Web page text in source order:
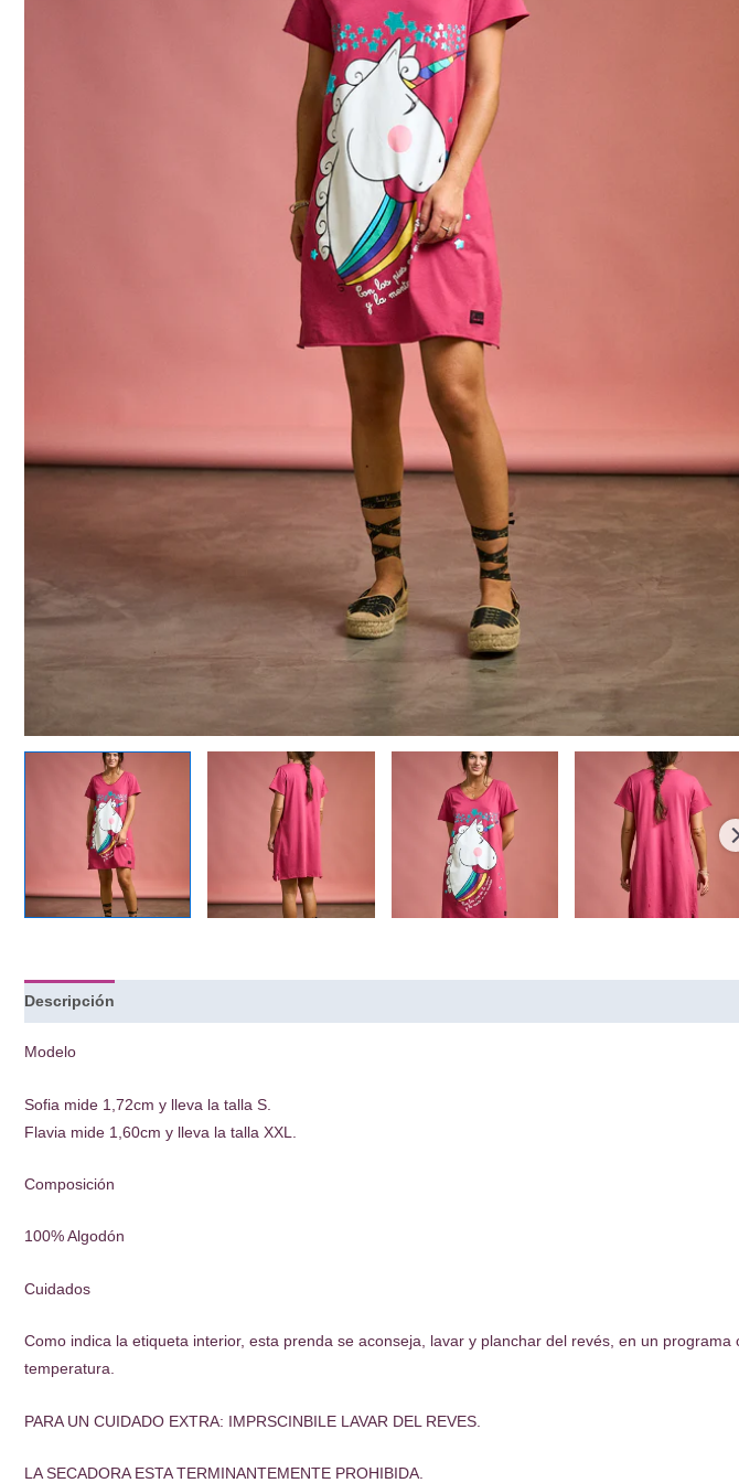
Descripción
Modelo
Sofia mide 1,72cm y lleva la talla S.
Flavia mide 1,60cm y lleva la talla XXL.
Composición
100% Algodón
Cuidados
Como indica la etiqueta interior, esta prenda se aconseja, lavar y planchar del revés, en un
temperatura.
PARA UN CUIDADO EXTRA: IMPRSCINBILE LAVAR DEL REVES.
LA SECADORA ESTA TERMINANTEMENTE PROHIBIDA.